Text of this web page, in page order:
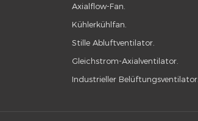
Axialflow-Fan.
Kühlerkühlfan.
Stille Abluftventilator.
Gleichstrom-Axialventilator.
Industrieller Belüftungsventilator.